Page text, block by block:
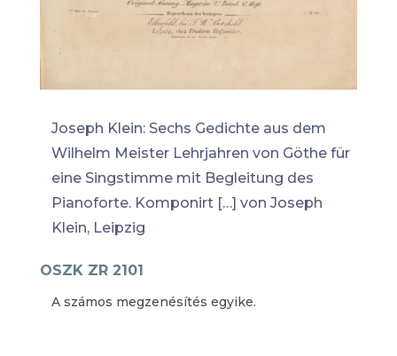
Joseph Klein: Sechs Gedichte aus dem
Wilhelm Meister Lehrjahren von Göthe für
eine Singstimme mit Begleitung des
Pianoforte. Komponirt […] von Joseph
Klein, Leipzig
OSZK ZR 2101
A számos megzenésítés egyike.